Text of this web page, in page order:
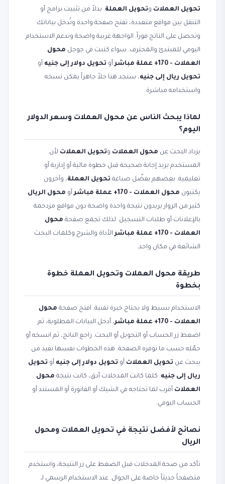
تحويل العملات وتحويل العملة. بدلاً من تثبيت برامج أو
التنقل بين مواقع متعددة، تفتح صفحة واحدة وتُدخل بياناتك
وتحصل على الناتج فوراً. الواجهة عربية واضحة وتدعم الاستخدام
اليومي للمبتدئ والمحترف. سواء كتبت في جوجل محول
العملات - 170+ عملة مباشر
أو تحويل دولار إلى جنيه أو
تحويل ريال إلى جنيه، ستجد هنا حلاً جاهزاً يمكن نسخه
واستخدامه مباشرة.
لماذا يبحث الناس عن محول العملات وسعر الدولار
اليوم؟
يزداد البحث عن محول العملات وتحويل العملات لأن
المستخدم يريد إجابة صحيحة قبل خطوة مالية أو إدارية أو
تعليمية. بعضهم يفضّل صياغة تحويل العملة، وآخرون
يكتبون محول العملات - 170+ عملة مباشر أو محول الريال.
كثير من الزوار يريدون نتيجة واحدة واضحة دون مواقع مزدحمة
بالإعلانات أو طلبات التسجيل. لذلك تجمع صفحة محول
العملات - 170+ عملة مباشر
الأداة والشرح وكلمات البحث
الشائعة في مكان واحد.
طريقة محول العملات وتحويل العملة خطوة
بخطوة
الاستخدام بسيط ولا يحتاج خبرة تقنية. افتح صفحة محول
العملات - 170+ عملة مباشر
، أدخل البيانات المطلوبة، ثم
اضغط زر الحساب أو التحويل أو البحث. راجع الناتج، ثم انسخه أو
حمّله حسب ما توفره الصفحة. هذه الخطوات نفسها تفيد من
يبحث عن تحويل العملات أو تحويل دولار إلى جنيه أو تحويل
ريال إلى جنيه. كلما كانت المدخلات أدق، كانت نتيجة محول
العملات أقرب لما تحتاجه في الشيك أو الفاتورة أو المستند أو
الحساب اليومي.
نصائح لأفضل نتيجة في تحويل العملات ومحول
الريال
تأكد من صحة المدخلات قبل الضغط على زر النتيجة، واستخدم
متصفحاً حديثاً خاصة على الجوال. عند الاستخدام الرسمي لـ